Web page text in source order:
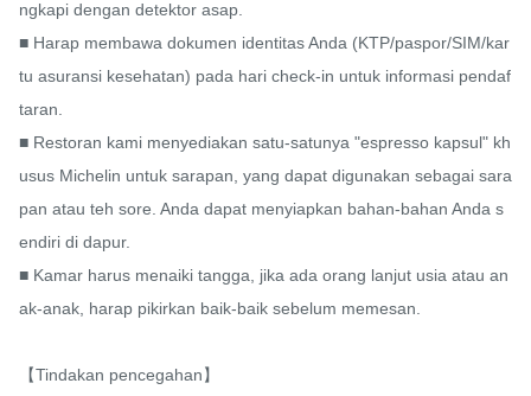
ngkapi dengan detektor asap.
■ Harap membawa dokumen identitas Anda (KTP/paspor/SIM/kar
tu asuransi kesehatan) pada hari check-in untuk informasi pendaf
taran.
■ Restoran kami menyediakan satu-satunya "espresso kapsul" kh
usus Michelin untuk sarapan, yang dapat digunakan sebagai sara
pan atau teh sore. Anda dapat menyiapkan bahan-bahan Anda s
endiri di dapur.
■ Kamar harus menaiki tangga, jika ada orang lanjut usia atau an
ak-anak, harap pikirkan baik-baik sebelum memesan.
【Tindakan pencegahan】